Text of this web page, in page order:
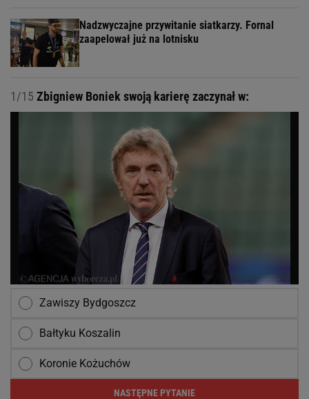
Nadzwyczajne przywitanie siatkarzy. Fornal
zaapelował już na lotnisku
1/15 Zbigniew Boniek swoją karierę zaczynał w:
Zawiszy Bydgoszcz
Bałtyku Koszalin
Koronie Kożuchów
NASTĘPNE PYTANIE